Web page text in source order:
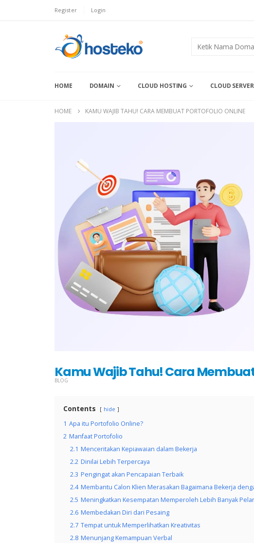
Register Login
HOME DOMAIN CLOUD HOSTING CLOUD SERVER
HOME KAMU WAJIB TAHU! CARA MEMBUAT PORTOFOLIO ONLINE
Kamu Wajib Tahu! Cara
BLOG
Contents hide
1 Apa itu Portofolio Online?
2 Manfaat Portofolio
2.1 Menceritakan Kepiawaian dalam Bekerja
2.2 Dinilai Lebih Terpercaya
2.3 Pengingat akan Pencapaian Terbaik
2.4 Membantu Calon Klien Merasakan Bagaimana Bekerja
2.5 Meningkatkan Kesempatan Memperoleh Lebih Banyak
2.6 Membedakan Diri dari Pesaing
2.7 Tempat untuk Memperlihatkan Kreativitas
2.8 Menunjang Kemampuan Verbal